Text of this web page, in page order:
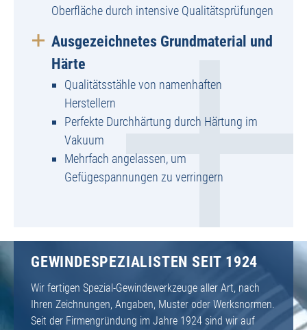
Oberfläche durch intensive Qualitätsprüfungen
Ausgezeichnetes Grundmaterial und
Härte
Qualitätsstähle von namenhaften
Herstellern
Perfekte Durchhärtung durch Härtung im
Vakuum
Mehrfach angelassen, um
Gefügespannungen zu verringern
GEWINDESPEZIALISTEN SEIT 1924
Wir fertigen Spezial-Gewindewerkzeuge aller Art, nach
Ihren Zeichnungen, Angaben, Muster oder Werksnormen.
Seit der Firmengründung im Jahre 1924 sind wir auf